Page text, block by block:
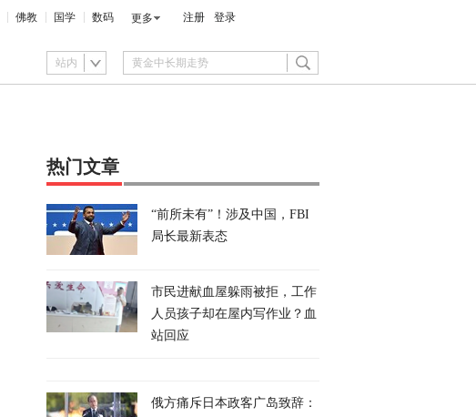
佛教 国学 数码 更多 注册 登录
站内
热门文章
“前所未有”！涉及中国，FBI
局长最新表态
市民进献血屋躲雨被拒，工作
人员孩子却在屋内写作业？血
站回应
俄方痛斥日本政客广岛致辞：